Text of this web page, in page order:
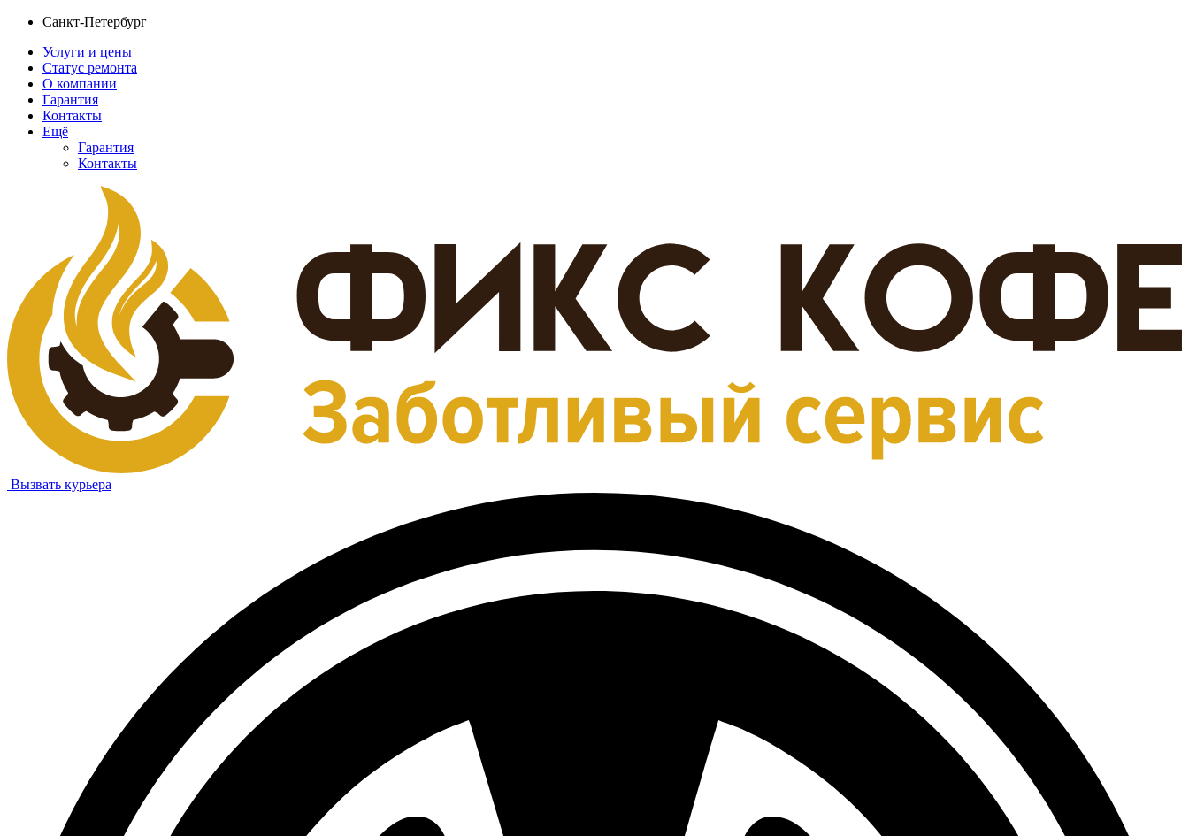
Санкт-Петербург
Услуги и цены
Статус ремонта
О компании
Гарантия
Контакты
Ещё
Гарантия
Контакты
Вызвать курьера